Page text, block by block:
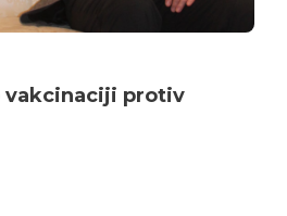
vakcinaciji protiv